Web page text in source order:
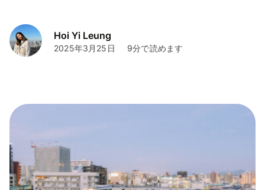
Hoi Yi Leung
2025年3月25日 9分で読めます